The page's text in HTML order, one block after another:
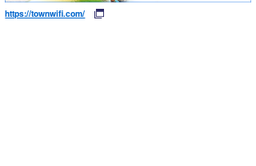
https://townwifi.com/